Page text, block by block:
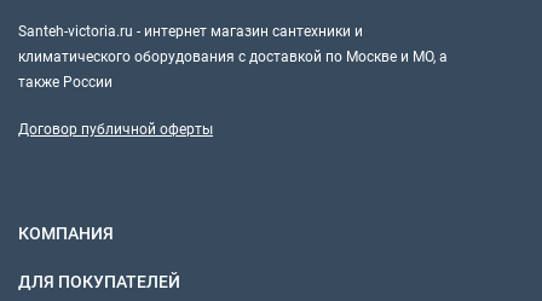
Santeh-victoria.ru - интернет магазин сантехники и
климатического оборудования с доставкой по Москве и МО, а
также России
Договор публичной оферты
КОМПАНИЯ
ДЛЯ ПОКУПАТЕЛЕЙ